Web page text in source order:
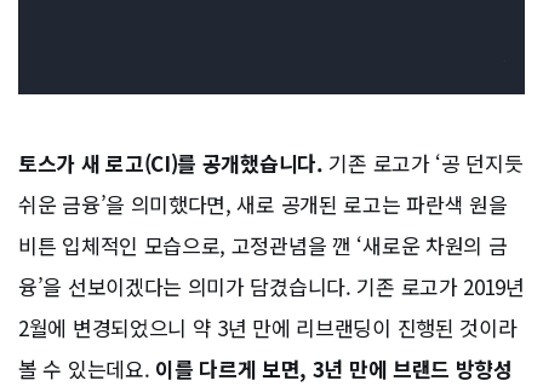
토스가 새 로고(CI)를 공개했습니다. 기존 로고가 ‘공 던지듯
쉬운 금융’을 의미했다면, 새로 공개된 로고는 파란색 원을
비튼 입체적인 모습으로, 고정관념을 깬 ‘새로운 차원의 금
융’을 선보이겠다는 의미가 담겼습니다. 기존 로고가 2019년
2월에 변경되었으니 약 3년 만에 리브랜딩이 진행된 것이라
볼 수 있는데요. 이를 다르게 보면, 3년 만에 브랜드 방향성